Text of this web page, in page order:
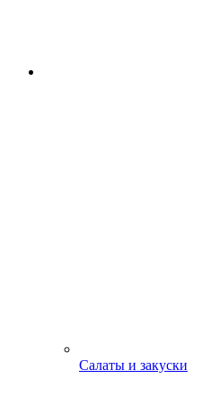
Салаты и закуски